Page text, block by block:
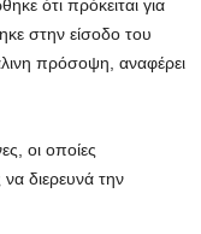
ότι πρόκειται για
στην είσοδο του
πρόσοψη, αναφέρει
οι οποίες
διερευνά την